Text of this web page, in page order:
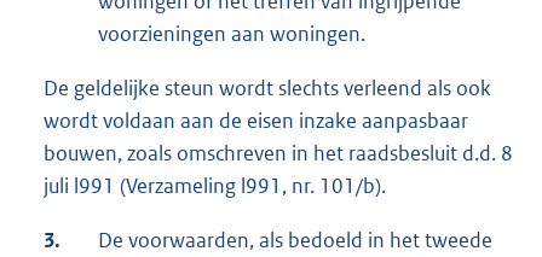
voorzieningen aan woningen.
De geldelijke steun wordt slechts verleend als ook
wordt voldaan aan de eisen inzake aanpasbaar
bouwen, zoals omschreven in het raadsbesluit d.d. 8
juli l991 (Verzameling l991, nr. 101/b).
3.
De voorwaarden, als bedoeld in het tweede